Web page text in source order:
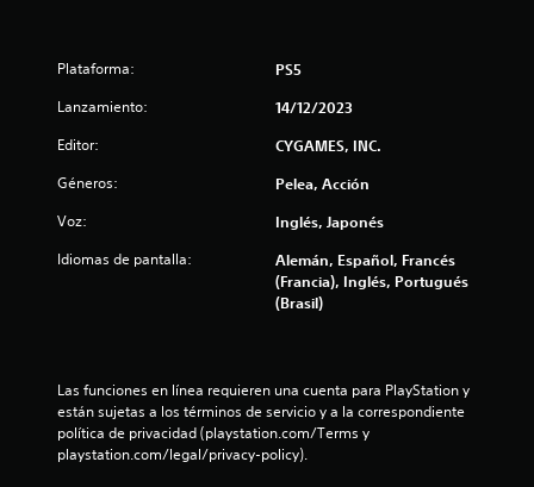
l
s
e
Plataforma: PS5
Lanzamiento: 14/12/2023
Editor: CYGAMES, INC.
Géneros: Pelea, Acción
Voz: Inglés, Japonés
Idiomas de pantalla:
Alemán, Español, Francés
(Francia), Inglés, Portugués
(Brasil)
Las funciones en línea requieren una cuenta para PlayStation y
están sujetas a los términos de servicio y a la correspondiente
política de privacidad (playstation.com/Terms y
playstation.com/legal/privacy-policy).